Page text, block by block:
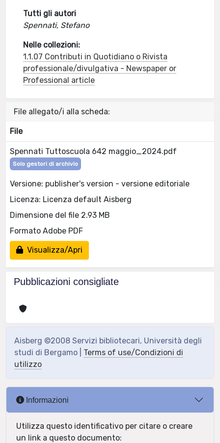
Tutti gli autori
Spennati, Stefano
Nelle collezioni:
1.1.07 Contributi in Quotidiano o Rivista
professionale/divulgativa - Newspaper or
Professional article
File allegato/i alla scheda:
File
Spennati Tuttoscuola 642 maggio_2024.pdf
Solo gestori di archivio
Versione: publisher's version - versione editoriale
Licenza: Licenza default Aisberg
Dimensione del file 2.93 MB
Formato Adobe PDF
Visualizza/Apri
Pubblicazioni consigliate
Aisberg ©2008 Servizi bibliotecari, Università degli
studi di Bergamo | Terms of use/Condizioni di
utilizzo
Informazioni
Utilizza questo identificativo per citare o creare
un link a questo documento: